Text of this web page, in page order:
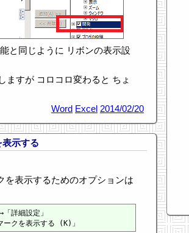
と同じように リボンの表示設
ますが コロコロ変わると ちょ
Word Excel 2014/02/20
示する
を表示するためのオプションは
詳細設定」